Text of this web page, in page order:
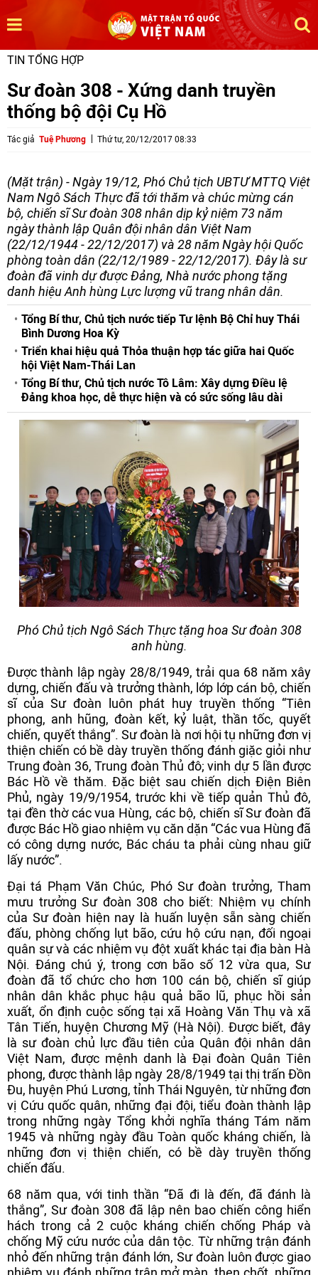
TIN TỔNG HỢP
Sư đoàn 308 - Xứng danh truyền
thống bộ đội Cụ Hồ
Tác giả Tuệ Phương Thứ tư, 20/12/2017 08:33
(Mặt trận) - Ngày 19/12, Phó Chủ tịch UBTƯ MTTQ Việt
Nam Ngô Sách Thực đã tới thăm và chúc mừng cán
bộ, chiến sĩ Sư đoàn 308 nhân dịp kỷ niệm 73 năm
ngày thành lập Quân đội nhân dân Việt Nam
(22/12/1944 - 22/12/2017) và 28 năm Ngày hội Quốc
phòng toàn dân (22/12/1989 - 22/12/2017). Đây là sư
đoàn đã vinh dự được Đảng, Nhà nước phong tặng
danh hiệu Anh hùng Lực lượng vũ trang nhân dân.
Tổng Bí thư, Chủ tịch nước tiếp Tư lệnh Bộ Chỉ huy Thái
Bình Dương Hoa Kỳ
Triển khai hiệu quả Thỏa thuận hợp tác giữa hai Quốc
hội Việt Nam-Thái Lan
Tổng Bí thư, Chủ tịch nước Tô Lâm: Xây dựng Điều lệ
Đảng khoa học, dễ thực hiện và có sức sống lâu dài
Phó Chủ tịch Ngô Sách Thực tặng hoa Sư đoàn 308
anh hùng.
Được thành lập ngày 28/8/1949, trải qua 68 năm xây
dựng, chiến đấu và trưởng thành, lớp lớp cán bộ, chiến
sĩ của Sư đoàn luôn phát huy truyền thống “Tiên
phong, anh hũng, đoàn kết, kỷ luật, thần tốc, quyết
chiến, quyết thắng”. Sư đoàn là nơi hội tụ những đơn vị
thiện chiến có bề dày truyền thống đánh giặc giỏi như
Trung đoàn 36, Trung đoàn Thủ đô; vinh dự 5 lần được
Bác Hồ về thăm. Đặc biệt sau chiến dịch Điện Biên
Phủ, ngày 19/9/1954, trước khi về tiếp quản Thủ đô,
tại đền thờ các vua Hùng, các bộ, chiến sĩ Sư đoàn đã
được Bác Hồ giao nhiệm vụ căn dặn “Các vua Hùng đã
có công dựng nước, Bác cháu ta phải cùng nhau giữ
lấy nước”.
Đại tá Phạm Văn Chúc, Phó Sư đoàn trưởng, Tham
mưu trưởng Sư đoàn 308 cho biết: Nhiệm vụ chính
của Sư đoàn hiện nay là huấn luyện sẵn sàng chiến
đấu, phòng chống lụt bão, cứu hộ cứu nạn, đối ngoại
quân sự và các nhiệm vụ đột xuất khác tại địa bàn Hà
Nội. Đáng chú ý, trong cơn bão số 12 vừa qua, Sư
đoàn đã tổ chức cho hơn 100 cán bộ, chiến sĩ giúp
nhân dân khắc phục hậu quả bão lũ, phục hồi sản
xuất, ổn định cuộc sống tại xã Hoàng Văn Thụ và xã
Tân Tiến, huyện Chương Mỹ (Hà Nội). Được biết, đây
là sư đoàn chủ lực đầu tiên của Quân đội nhân dân
Việt Nam, được mệnh danh là Đại đoàn Quân Tiên
phong, được thành lập ngày 28/8/1949 tại thị trấn Đồn
Đu, huyện Phú Lương, tỉnh Thái Nguyên, từ những đơn
vị Cứu quốc quân, những đại đội, tiểu đoàn thành lập
trong những ngày Tổng khởi nghĩa tháng Tám năm
1945 và những ngày đầu Toàn quốc kháng chiến, là
những đơn vị thiện chiến, có bề dày truyền thống
chiến đấu.
68 năm qua, với tinh thần “Đã đi là đến, đã đánh là
thắng”, Sư đoàn 308 đã lập nên bao chiến công hiển
hách trong cả 2 cuộc kháng chiến chống Pháp và
chống Mỹ cứu nước của dân tộc. Từ những trận đánh
nhỏ đến những trận đánh lớn, Sư đoàn luôn được giao